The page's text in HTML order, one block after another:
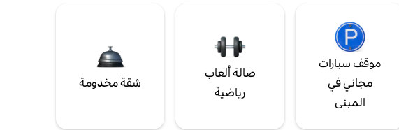
موقف سيارات
مجاني في
المبنى
صالة ألعاب
رياضية
شقة مخدومة